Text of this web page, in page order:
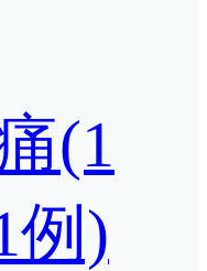
(1
例)